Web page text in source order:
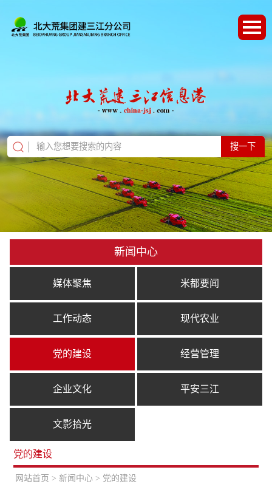
搜一下
新闻中心
媒体聚焦 米都要闻
工作动态 现代农业
党的建设 经营管理
企业文化 平安三江
文影拾光
党的建设
网站首页 > 新闻中心 > 党的建设